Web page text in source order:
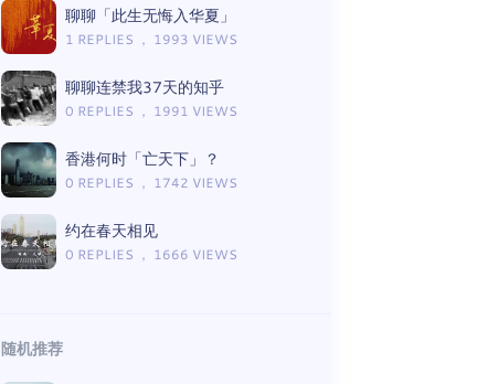
聊聊「此生无悔入华夏」
1 REPLIES ， 1993 VIEWS
聊聊连禁我37天的知乎
0 REPLIES ， 1991 VIEWS
香港何时「亡天下」？
0 REPLIES ， 1742 VIEWS
约在春天相见
0 REPLIES ， 1666 VIEWS
随机推荐